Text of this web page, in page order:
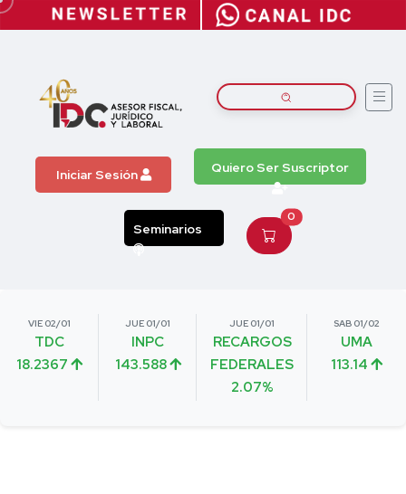
Iniciar Sesión Quiero Ser Suscriptor
Seminarios
0
VIE 02/01
TDC
18.2367
JUE 01/01
INPC
143.588
JUE 01/01
RECARGOS
FEDERALES
2.07%
SAB 01/02
UMA
113.14